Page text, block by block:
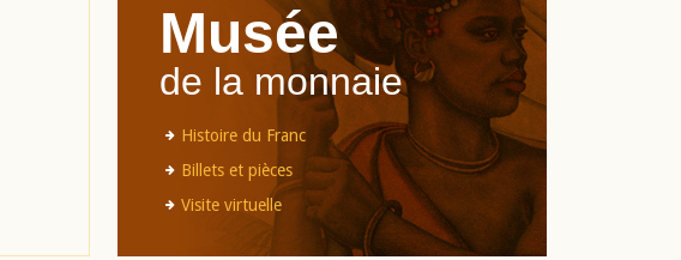
Musée
de la monnaie
Histoire du Franc
Billets et pièces
Visite virtuelle